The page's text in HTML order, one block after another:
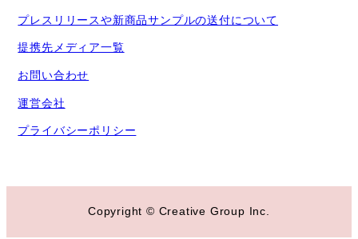
プレスリリースや新商品サンプルの送付について
提携先メディア一覧
お問い合わせ
運営会社
プライバシーポリシー
Copyright © Creative Group Inc.